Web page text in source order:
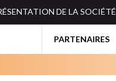
DE LA SOCIÉTÉ
PARTENAIRES